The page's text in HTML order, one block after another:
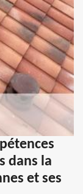
dans la
et ses